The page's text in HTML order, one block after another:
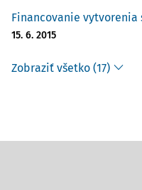
Financovanie vytvorenia
15. 6. 2015
Zobraziť všetko (17)